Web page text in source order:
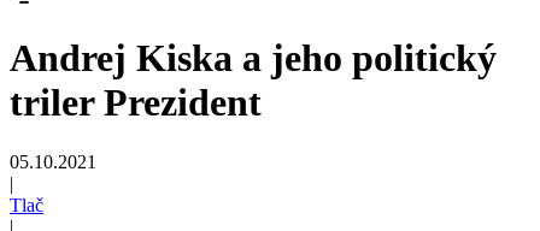
Andrej Kiska a jeho politický
triler Prezident
05.10.2021
|
Tlač
|